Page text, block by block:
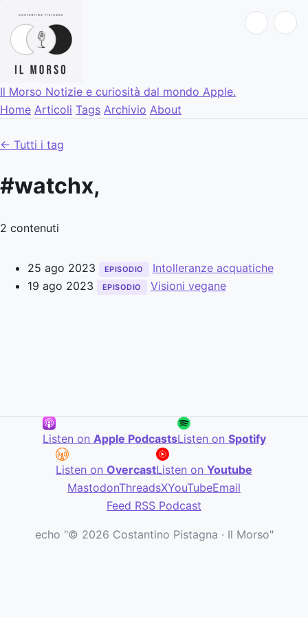
Il Morso Notizie e curiosità dal mondo Apple.
Home Articoli Tags Archivio About
← Tutti i tag
#watchx,
2 contenuti
25 ago 2023 EPISODIO
Intolleranze acquatiche
19 ago 2023
EPISODIO Visioni vegane
Listen on Apple PodcastsListen on Spotify
Listen on OvercastListen on Youtube
MastodonThreadsXYouTubeEmail
Feed RSS Podcast
echo "© 2026 Costantino Pistagna · Il Morso"